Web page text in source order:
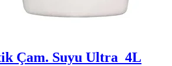
Çam. Suyu Ultra 4L